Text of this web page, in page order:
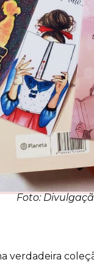
Foto:
verdadeira